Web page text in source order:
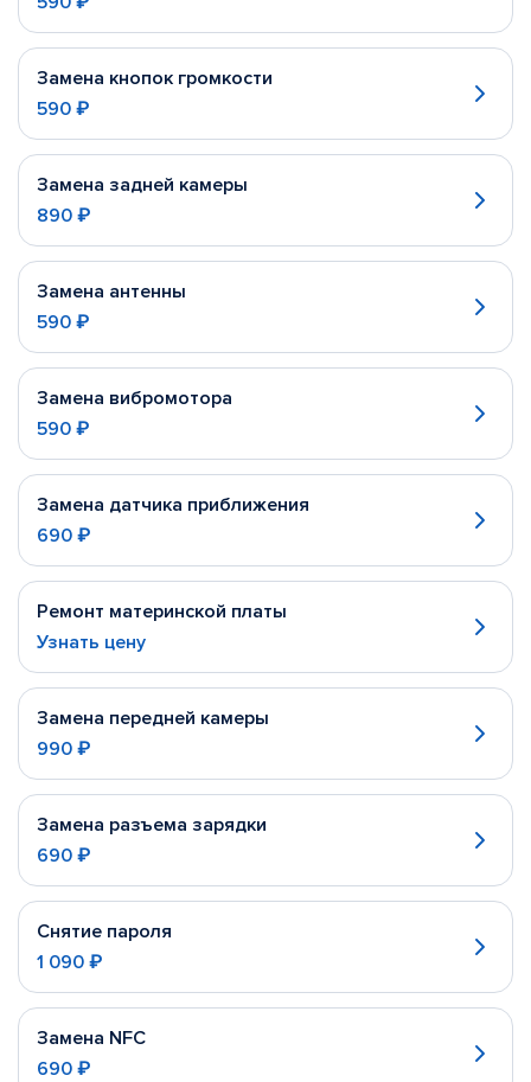
Замена кнопок громкости
590 ₽
Замена задней камеры
890 ₽
Замена антенны
590 ₽
Замена вибромотора
590 ₽
Замена датчика приближения
690 ₽
Ремонт материнской платы
Узнать цену
Замена передней камеры
990 ₽
Замена разъема зарядки
690 ₽
Снятие пароля
1 090 ₽
Замена NFC
690 ₽